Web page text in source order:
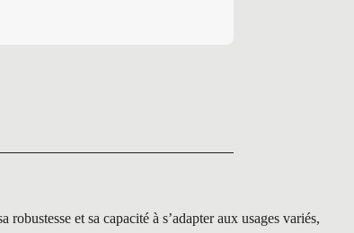
et sa capacité à s’adapter aux usages variés,